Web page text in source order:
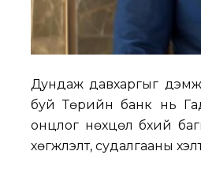
Дундаж давхаргыг
буй Төрийн банк нь
онцлог нөхцөл бүхий
хөгжүүлэлт, судалгааны